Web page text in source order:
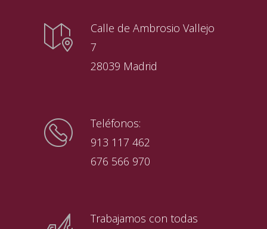
Calle de Ambrosio Vallejo
7
28039 Madrid
Teléfonos:
913 117 462
676 566 970
Trabajamos con todas